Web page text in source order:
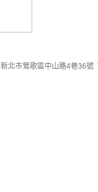
新北市鶯歌區中山路4巷36